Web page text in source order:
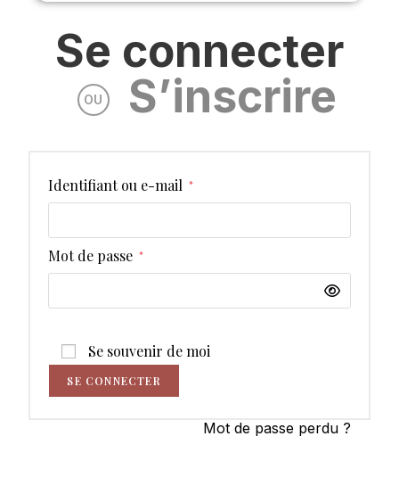
Se connecter
OU S’inscrire
Identifiant ou e-mail *
Mot de passe *
Se souvenir de moi
SE CONNECTER
Mot de passe perdu ?